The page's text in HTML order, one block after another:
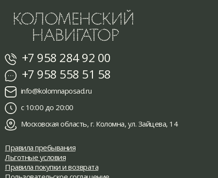
+7 958 284 92 00
+7 958 558 51 58
info@kolomnaposad.ru
с 10:00 до 20:00
Московская область, г. Коломна, ул. Зайцева, 14
Правила пребывания
Льготные условия
Правила покупки и возврата